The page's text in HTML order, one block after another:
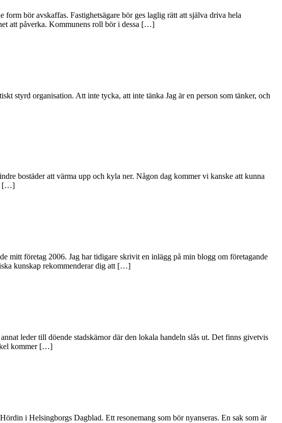
bör avskaffas. Fastighetsägare bör ges laglig rätt att själva driva hela
att påverka. Kommunens roll bör i dessa […]
styrd organisation. Att inte tycka, att inte tänka Jag är en person som tänker, och
bostäder att värma upp och kyla ner. Någon dag kommer vi kanske att kunna
[…]
mitt företag 2006. Jag har tidigare skrivit en inlägg på min blogg om företagande
kunskap rekommenderar dig att […]
leder till döende stadskärnor där den lokala handeln slås ut. Det finns givetvis
kommer […]
i Helsingborgs Dagblad. Ett resonemang som bör nyanseras. En sak som är